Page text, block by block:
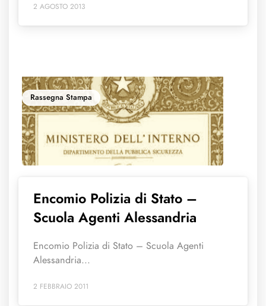
2 AGOSTO 2013
Rassegna Stampa
Encomio Polizia di Stato –
Scuola Agenti Alessandria
Encomio Polizia di Stato – Scuola Agenti
Alessandria...
2 FEBBRAIO 2011